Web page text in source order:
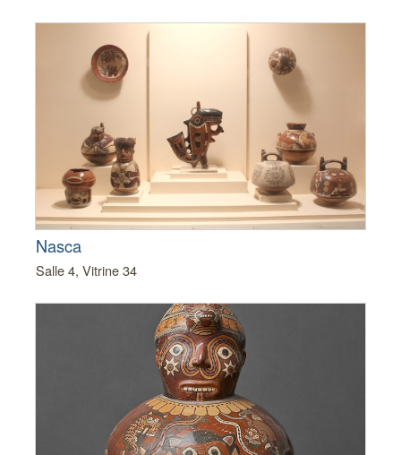
Nasca
Salle 4, Vitrine 34